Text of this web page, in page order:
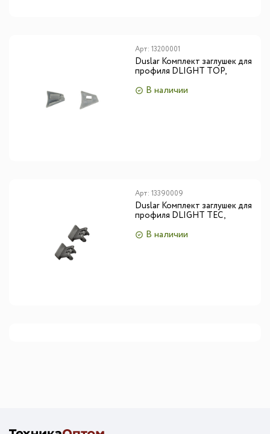
Арт: 13200001
Duslar Комплект заглушек для
профиля DLIGHT TOP,
В наличии
Арт: 13390009
Duslar Комплект заглушек для
профиля DLIGHT TEC,
В наличии